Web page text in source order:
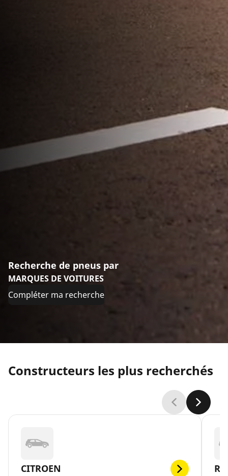
Recherche de pneus par
MARQUES DE VOITURES
Compléter ma recherche
Constructeurs les plus recherchés
CITROEN